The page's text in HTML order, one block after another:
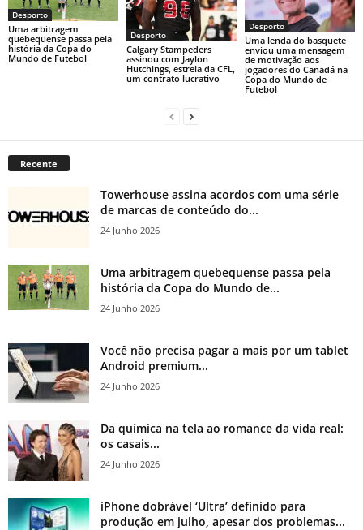
Desporto
Uma arbitragem
quebequense passa pela
história da Copa do
Mundo de Futebol
Desporto
Calgary Stampeders
assinou com Jaylon
Hutchings, estrela da CFL,
um contrato lucrativo
Desporto
Uma lenda do basquete
enviou uma mensagem
de motivação aos
jogadores do Canadá na
Copa do Mundo de
Futebol
Recente
Towerhouse assina acordos com uma série
de marcas de conteúdo do...
24 Junho 2026
Uma arbitragem quebequense passa pela
história da Copa do Mundo de...
24 Junho 2026
Você não precisa pagar a mais por um tablet
Android premium...
24 Junho 2026
Da química na tela ao romance da vida real:
os casais...
24 Junho 2026
iPhone dobrável ‘Ultra’ definido para
produção em julho, apesar dos problemas...